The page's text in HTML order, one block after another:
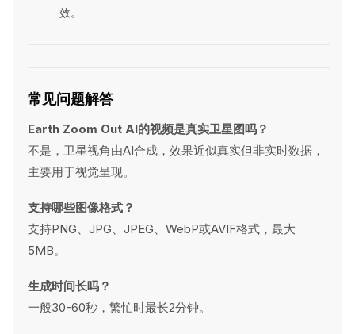
效。
常见问题解答
Earth Zoom Out AI的视频是真实卫星图吗？
不是，卫星视角由AI合成，效果近似真实但非实时数据，
主要用于视觉呈现。
支持哪些图像格式？
支持PNG、JPG、JPEG、WebP或AVIF格式，最大
5MB。
生成时间长吗？
一般30-60秒，繁忙时最长2分钟。